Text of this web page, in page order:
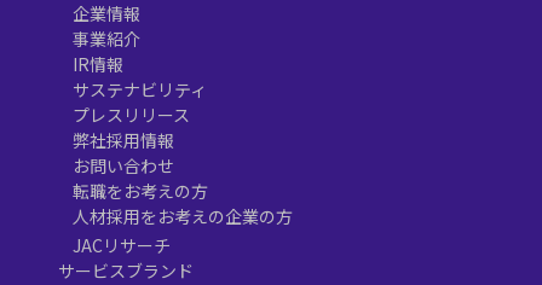
企業情報
事業紹介
IR情報
サステナビリティ
プレスリリース
弊社採用情報
お問い合わせ
転職をお考えの方
人材採用をお考えの企業の方
JACリサーチ
サービスブランド